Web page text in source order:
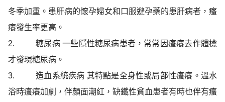
冬季加重。患肝病的懷孕婦女和口服避孕藥的患肝病者，瘙
癢發生率更高。
2.
糖尿病 一些隱性糖尿病患者，常常因瘙癢去作體檢
才發現糖尿病。
3.
造血系統疾病 其特點是全身性或局部性瘙癢。溫水
浴時瘙癢加劇，伴顏面潮紅，缺鐵性貧血患者有時也伴有瘙